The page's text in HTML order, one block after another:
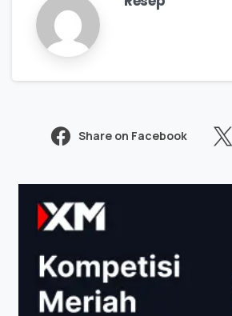
Share on Facebook